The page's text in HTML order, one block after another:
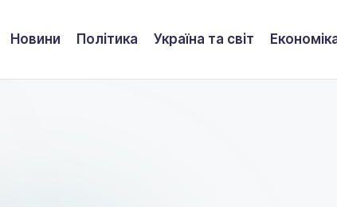
Новини Політика Україна та світ